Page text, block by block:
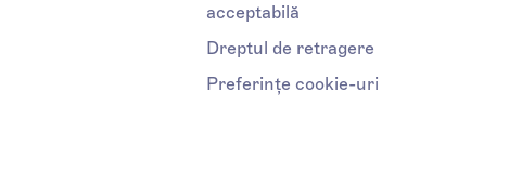
acceptabilă
Dreptul de retragere
Preferințe cookie-uri